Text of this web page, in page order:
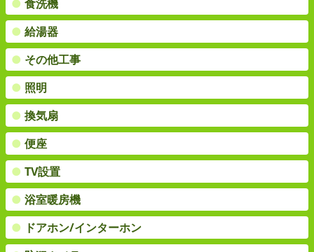
● 食洗機
● 給湯器
● その他工事
● 照明
● 換気扇
● 便座
● TV設置
● 浴室暖房機
● ドアホン/インターホン